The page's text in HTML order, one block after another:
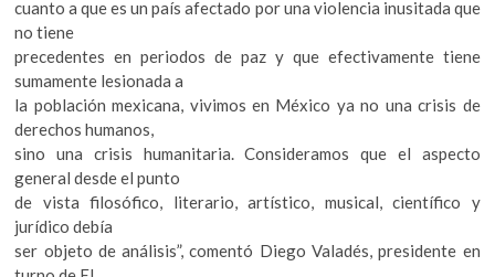
cuanto a que es un país afectado por una violencia inusitada que
no tiene
precedentes en periodos de paz y que efectivamente tiene
sumamente lesionada a
la población mexicana, vivimos en México ya no una crisis de
derechos humanos,
sino una crisis humanitaria. Consideramos que el aspecto
general desde el punto
de vista filosófico, literario, artístico, musical, científico y
jurídico debía
ser objeto de análisis”, comentó Diego Valadés, presidente en